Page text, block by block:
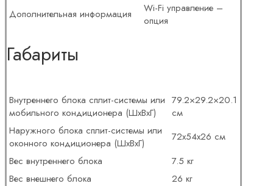
Дополнительная информация
Wi-Fi управление –
опция
Габариты
Внутреннего блока сплит-системы или
мобильного кондиционера (ШxВxГ)
79.2×29.2×20.1
см
Наружного блока сплит-системы или
оконного кондиционера (ШxВxГ)
72x54x26 см
Вес внутреннего блока
7.5 кг
Вес внешнего блока
26 кг